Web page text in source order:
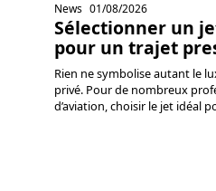
News 01/08/2026
Sélectionner un
pour un trajet
Rien ne symbolise autant le
privé. Pour de nombreux
d’aviation, choisir le jet idéal